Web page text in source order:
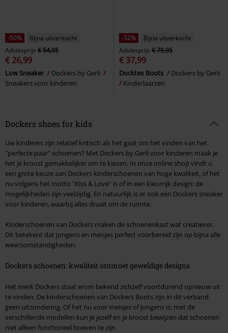
-50%
Bijna uitverkocht
Adviesprijs € 54,95
€ 26,99
Low Sneaker
Dockers by Gerli
Sneakers voor kinderen
-52%
Bijna uitverkocht
Adviesprijs € 79,95
€ 37,99
Docktex Boots
Dockers by Gerli
Kinderlaarzen
Dockers shoes for kids
Uw kinderen zijn relatief kritisch als het gaat om het vinden van het
"perfecte paar" schoenen? Met Dockers by Gerli voor kinderen maak je
het je kroost gemakkelijker om te kiezen. In onze online shop vindt u
een grote keuze aan Dockers kinderschoenen van hoge kwaliteit, of het
nu volgens het motto "Kiss & Love" is of in een kleurrijk design: de
mogelijkheden zijn veelzijdig. En natuurlijk is er ook een Dockers sneaker
voor kinderen, waarbij alles draait om de ruimte.
Kinderschoenen van Dockers maken de schoenenkast wat creatiever.
Dit betekent dat jongens en meisjes perfect voorbereid zijn op bijna alle
weersomstandigheden.
Dockers schoenen: kwaliteit ontmoet geweldige designs
Het merk Dockers staat erom bekend zichzelf voortdurend opnieuw uit
te vinden. De kinderschoenen van Dockers Boots zijn in dit verband
geen uitzondering. Of het nu voor meisjes of jongens is: met de
verschillende modellen kun je jezelf en je kroost bewijzen dat schoenen
niet alleen functioneel hoeven te zijn.